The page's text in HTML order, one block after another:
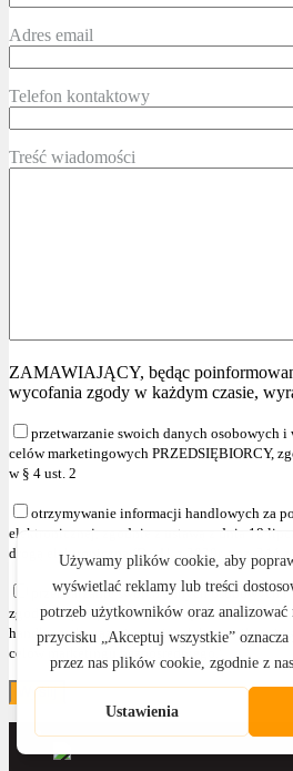
Adres email
Telefon kontaktowy
Treść wiadomości
ZAMAWIAJĄCY, będąc
wycofania zgody w każdym czasie,
przetwarzanie swoich danych osobowych
celów marketingowych PRZEDSIĘBIORCY,
w § 4 ust. 2
otrzymywanie informacji handlowych za
elektronicznej, zgodnie z ustawą z dnia 18
drogą elektroniczną (Dz. U. z 2020r. poz. 344 z
przetwarzanie swoich danych osobowych
zgodnie z przepisami wskazanymi w § 4 ust. 2
handlowych oraz używania
celów marketingu bezpośredniego."